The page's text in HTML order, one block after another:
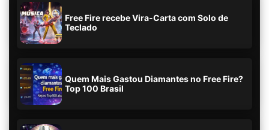
Free Fire recebe Vira-Carta com Solo de
Teclado
Quem Mais Gastou Diamantes no Free Fire?
Top 100 Brasil